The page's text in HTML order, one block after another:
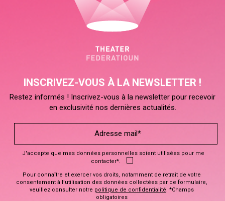
INSCRIVEZ-VOUS À LA NEWSLETTER !
Restez informés ! Inscrivez-vous à la newsletter pour recevoir
en exclusivité nos dernières actualités.
J'accepte que mes données personnelles soient utilisées pour me
contacter*.
Pour connaître et exercer vos droits, notamment de retrait de votre
consentement à l’utilisation des données collectées par ce formulaire,
veuillez consulter notre politique de confidentialité. *Champs
obligatoires